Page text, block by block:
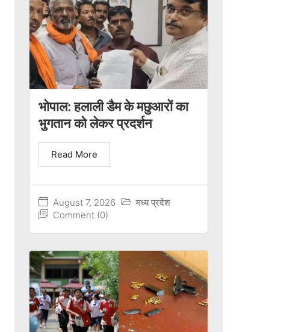
भोपाल: हलाली डैम के मछुआरों का
भुगतान को लेकर प्रदर्शन
August 7, 2026
मध्य प्रदेश
Comment (0)
Read More